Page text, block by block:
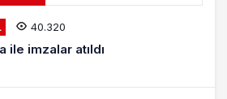
40.320
ile imzalar atıldı